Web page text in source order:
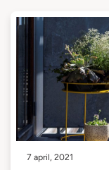
7 april, 2021